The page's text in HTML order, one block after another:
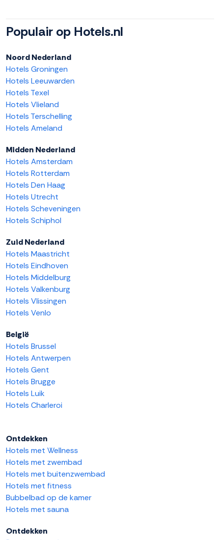
Populair op Hotels.nl
Noord Nederland
Hotels Groningen
Hotels Leeuwarden
Hotels Texel
Hotels Vlieland
Hotels Terschelling
Hotels Ameland
Midden Nederland
Hotels Amsterdam
Hotels Rotterdam
Hotels Den Haag
Hotels Utrecht
Hotels Scheveningen
Hotels Schiphol
Zuid Nederland
Hotels Maastricht
Hotels Eindhoven
Hotels Middelburg
Hotels Valkenburg
Hotels Vlissingen
Hotels Venlo
België
Hotels Brussel
Hotels Antwerpen
Hotels Gent
Hotels Brugge
Hotels Luik
Hotels Charleroi
Ontdekken
Hotels met Wellness
Hotels met zwembad
Hotels met buitenzwembad
Hotels met fitness
Bubbelbad op de kamer
Hotels met sauna
Ontdekken